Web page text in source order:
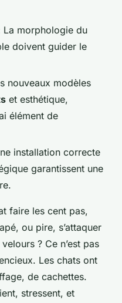
La morphologie du
doivent guider le
nouveaux modèles
et esthétique,
élément de
installation correcte
garantissent une
faire les cent pas,
ou pire, s’attaquer
? Ce n’est pas
Les chats ont
de cachettes.
stressent, et